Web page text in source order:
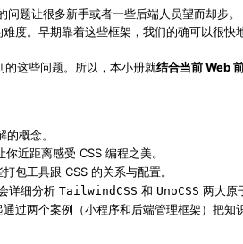
题让很多新手或者一些后端人员望而却步。
。早期靠着这些框架，我们的确可以很
这些问题。所以，本小册就结合当前 Web
概念。
近距离感受 CSS 编程之美。
包工具跟 CSS 的关系与配置。
详细分析 TailwindCSS 和 UnoCSS 两大原
过两个案例（小程序和后端管理框架）把知